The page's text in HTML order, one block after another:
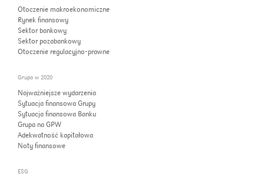
Otoczenie makroekonomiczne
Rynek finansowy
Sektor bankowy
Sektor pozabankowy
Otoczenie regulacyjno-prawne
Grupa w 2020
Najważniejsze wydarzenia
Sytuacja finansowa Grupy
Sytuacja finansowa Banku
Grupa na GPW
Adekwatność kapitałowa
Noty finansowe
ESG